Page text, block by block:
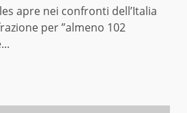
apre nei confronti dell’Italia
per ”almeno 102